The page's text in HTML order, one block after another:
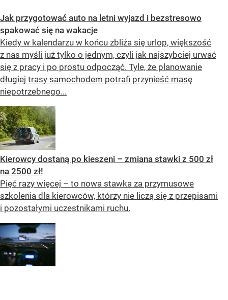
Jak przygotować auto na letni wyjazd i bezstresowo
spakować się na wakacje
Kiedy w kalendarzu w końcu zbliża się urlop, większość
z nas myśli już tylko o jednym, czyli jak najszybciej urwać
się z pracy i po prostu odpocząć. Tyle, że planowanie
długiej trasy samochodem potrafi przynieść masę
niepotrzebnego...
Kierowcy dostaną po kieszeni – zmiana stawki z 500 zł
na 2500 zł!
Pięć razy więcej – to nowa stawka za przymusowe
szkolenia dla kierowców, którzy nie liczą się z przepisami
i pozostałymi uczestnikami ruchu.